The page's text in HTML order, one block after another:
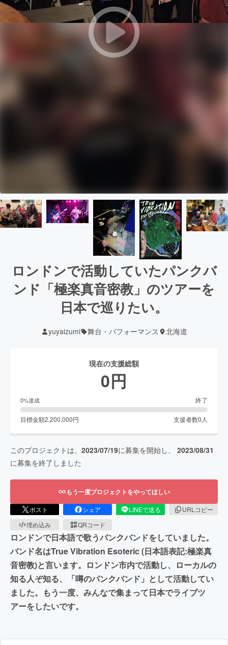
ロンドンで活動していたパンクバ
ンド「極楽真音密教」のツアーを
日本で巡りたい。
yuyaizumi 舞台・パフォーマンス 北海道
現在の支援総額
0円
0%達成 終了
目標金額2,200,000円 支援者数0 人
このプロジェクトは、 2023/07/19に募集を開始し、 2023/08/31
に募集を終了しました
もう一度プロジェクトをやってほしい
ポスト シェア LINEで送る
URLコピー
埋め込み
QRコード
ロンドンで日本語で歌うパンクバンドをしていました。
バンド名はTrue Vibration Esoteric (日本語表記:極楽真
音密教)と言います。ロンドン市内で活動し、ローカルの
知る人ぞ知る、「噂のパンクバンド」として活動してい
ました。もう一度、みんなで集まって日本でライブツ
アーをしたいです。